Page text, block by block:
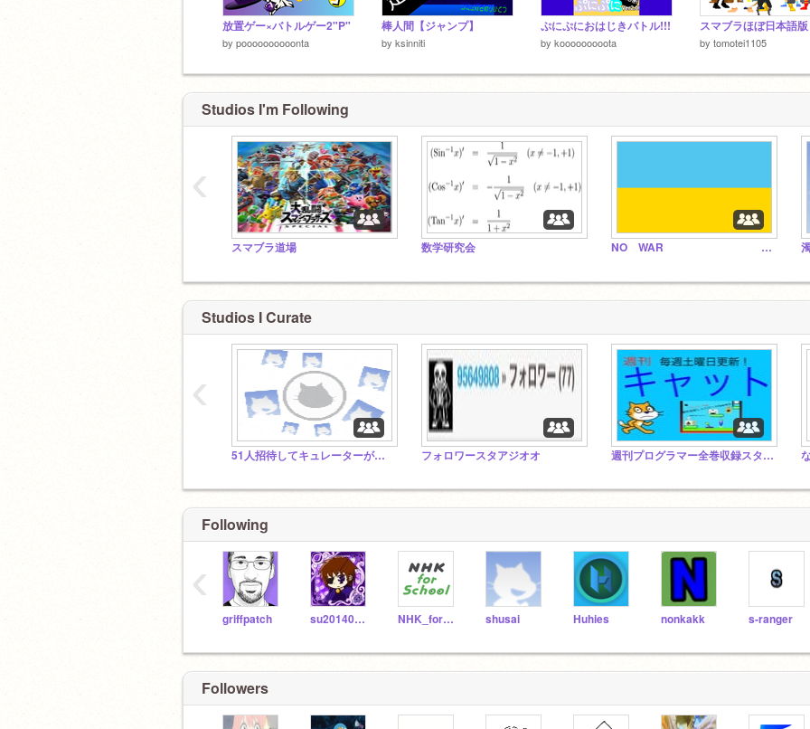
放置ゲー×バトルゲー2"P"
by poooooooooonta
棒人間【ジャンプ】
by ksinniti
ぷにぷにおはじきバトル!!!
by kooooooooota
スマブラほぼ日本語版
by tomotei1105
Studios I'm Following
スマブラ道場 数学研究会 NO WAR 戦争反対！
‹
Studios I Curate
51人招待してキュレーターが何人増えるのか！ フォロワースタアジオオ 週刊プログラマー全巻収録スタジオ
‹
Following
griffpatch su2014080902 NHK_for_School shusai Huhies nonkakk s-ranger
‹
Followers